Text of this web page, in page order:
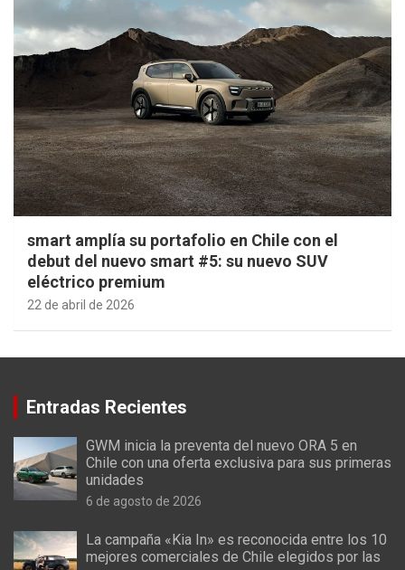
smart amplía su portafolio en Chile con el
debut del nuevo smart #5: su nuevo SUV
eléctrico premium
22 de abril de 2026
Entradas Recientes
GWM inicia la preventa del nuevo ORA 5 en
Chile con una oferta exclusiva para sus primeras
unidades
6 de agosto de 2026
La campaña «Kia In» es reconocida entre los 10
mejores comerciales de Chile elegidos por las